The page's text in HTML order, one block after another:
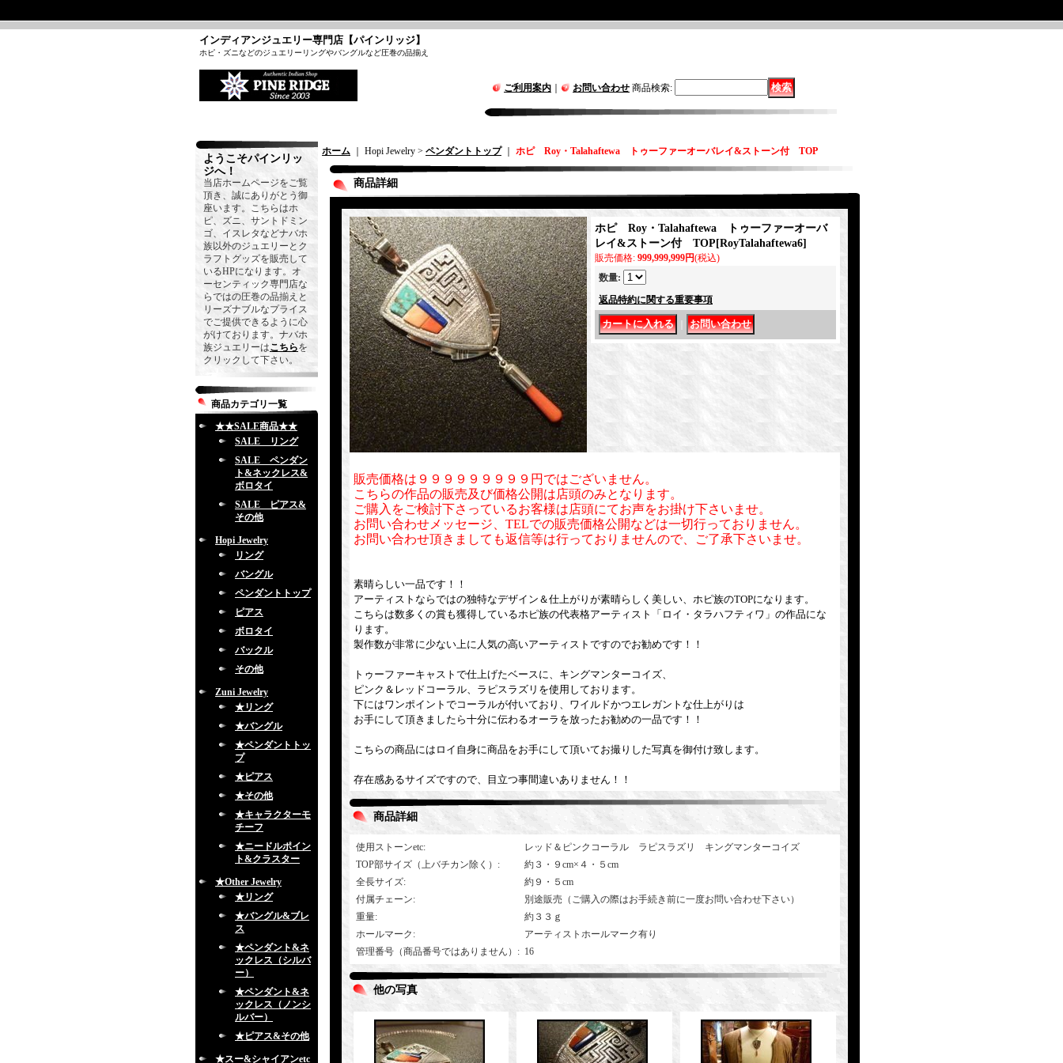
インディアンジュエリー専門店【パインリッジ】
ホピ・ズニなどのジュエリーリングやバングルなど圧巻の品揃え
ご利用案内 お問い合わせ 商品検索:
ようこそパインリッ
ジへ！
当店ホームページをご覧
頂き、誠にありがとう御
座います。こちらはホ
ピ、ズニ、サントドミン
ゴ、イスレタなどナバホ
族以外のジュエリーとク
ラフトグッズを販売して
いるHPになります。オ
ーセンティック専門店な
らではの圧巻の品揃えと
リーズナブルなプライス
でご提供できるように心
がけております。ナバホ
族ジュエリーはこちらを
クリックして下さい。
商品カテゴリ一覧
★★SALE商品★★
SALE リング
SALE ペンダン
ト&ネックレス&
ボロタイ
SALE ピアス&
その他
Hopi Jewelry
リング
バングル
ペンダントトップ
ピアス
ボロタイ
バックル
その他
Zuni Jewelry
★リング
★バングル
★ペンダントトッ
プ
★ピアス
★その他
★キャラクターモ
チーフ
★ニードルポイン
ト&クラスター
★Other Jewelry
★リング
★バングル&ブレ
ス
★ペンダント&ネ
ックレス（シルバ
ー）
★ペンダント&ネ
ックレス（ノンシ
ルバー）
★ピアス&その他
★スー&シャイアンetc
ホーム ｜ Hopi Jewelry > ペンダントトップ｜ ホピ Roy・Talahaftewa トゥーファーオーバレイ&ストーン付 TOP
商品詳細
ホピ Roy・Talahaftewa トゥーファーオーバ
レイ&ストーン付 TOP [RoyTalahaftewa6]
販売価格: 999,999,999円(税込)
数量:
返品特約に関する重要事項
販売価格は９９９９９９９９９円ではございません。
こちらの作品の販売及び価格公開は店頭のみとなります。
ご購入をご検討下さっているお客様は店頭にてお声をお掛け下さいませ。
お問い合わせメッセージ、TELでの販売価格公開などは一切行っておりません。
お問い合わせ頂きましても返信等は行っておりませんので、ご了承下さいませ。
素晴らしい一品です！！
アーティストならではの独特なデザイン＆仕上がりが素晴らしく美しい、ホピ族のTOPになります。
こちらは数多くの賞も獲得しているホピ族の代表格アーティスト「ロイ・タラハフティワ」の作品にな
ります。
製作数が非常に少ない上に人気の高いアーティストですのでお勧めです！！
トゥーファーキャストで仕上げたベースに、キングマンターコイズ、
ピンク＆レッドコーラル、ラピスラズリを使用しております。
下にはワンポイントでコーラルが付いており、ワイルドかつエレガントな仕上がりは
お手にして頂きましたら十分に伝わるオーラを放ったお勧めの一品です！！
こちらの商品にはロイ自身に商品をお手にして頂いてお撮りした写真を御付け致します。
存在感あるサイズですので、目立つ事間違いありません！！
商品詳細
使用ストーンetc:
レッド＆ピンクコーラル ラピスラズリ キングマンターコイズ
TOP部サイズ（上バチカン除く） :
約３・９cm×４・５cm
全長サイズ:
約９・５cm
付属チェーン:
別途販売（ご購入の際はお手続き前に一度お問い合わせ下さい）
重量:
約３３ｇ
ホールマーク :
アーティストホールマーク有り
管理番号（商品番号ではありません） : 16
他の写真